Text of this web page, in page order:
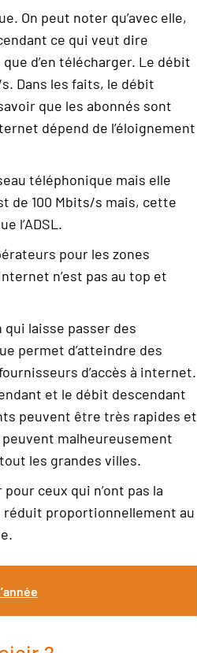
On peut noter qu’avec elle,
ce qui veut dire
d’en télécharger. Le débit
Dans les faits, le débit
que les abonnés sont
dépend de l’éloignement
téléphonique mais elle
de 100 Mbits/s mais, cette
l’ADSL.
pour les zones
n’est pas au top et
laisse passer des
permet d’atteindre des
d’accès à internet.
et le débit descendant
peuvent être très rapides et
malheureusement
les grandes villes.
ceux qui n’ont pas la
réduit proportionnellement au